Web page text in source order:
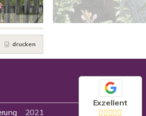
drucken
2021
Exzellent